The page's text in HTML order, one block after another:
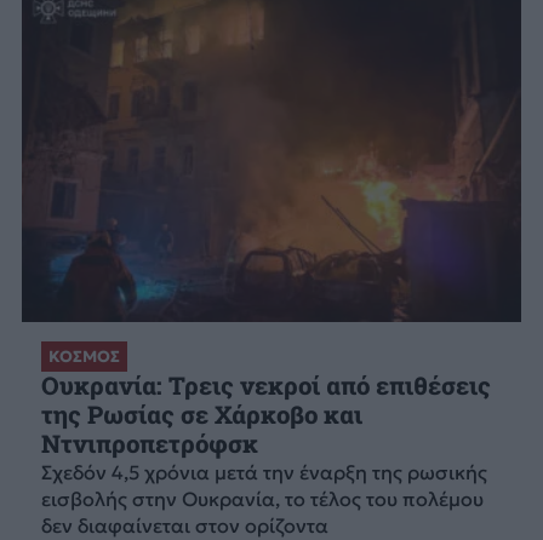
ΚΟΣΜΟΣ
Ουκρανία: Τρεις νεκροί από επιθέσεις
της Ρωσίας σε Χάρκοβο και
Ντνιπροπετρόφσκ
Σχεδόν 4,5 χρόνια μετά την έναρξη της ρωσικής
εισβολής στην Ουκρανία, το τέλος του πολέμου
δεν διαφαίνεται στον ορίζοντα